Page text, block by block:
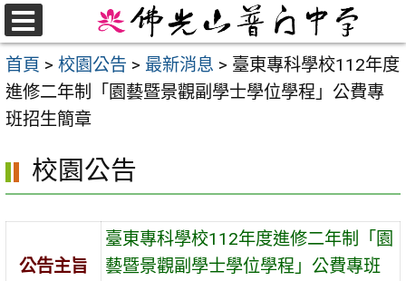
跳
至
主
要
內
首頁 > 校園公告 > 最新消息 > 臺東專科學校112年度
進修二年制「園藝暨景觀副學士學位學程」公費專
班招生簡章
校園公告
公告主旨
臺東專科學校112年度進修二年制「園
藝暨景觀副學士學位學程」公費專班
選
單